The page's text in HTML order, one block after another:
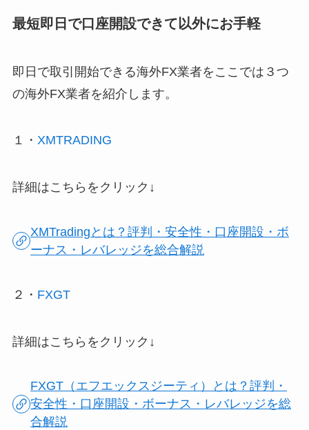
最短即日で口座開設できて以外にお手軽
即日で取引開始できる海外FX業者をここでは３つ
の海外FX業者を紹介します。
１・ XMTRADING
詳細はこちらをクリック↓
XMTradingとは？評判・安全性・口座開設・ボ
ーナス・レバレッジを総合解説
２・ FXGT
詳細はこちらをクリック↓
FXGT（エフエックスジーティ）とは？評判・
安全性・口座開設・ボーナス・レバレッジを総
合解説